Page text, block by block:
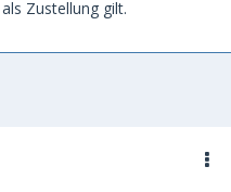
Zustellung gilt.